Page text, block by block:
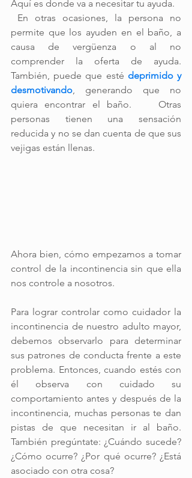
Aquí es donde va a necesitar tu ayuda.
permite que los ayuden en el baño, a
causa de vergüenza o al no
comprender la oferta de ayuda.
También, puede que esté deprimido y
desmotivando, generando que no
quiera encontrar el baño.    Otras
personas tienen una sensación
reducida y no se dan cuenta de que sus
vejigas están llenas.
Ahora bien, cómo empezamos a tomar
control de la incontinencia sin que ella
nos controle a nosotros.
Para lograr controlar como cuidador la
incontinencia de nuestro adulto mayor,
debemos observarlo para determinar
sus patrones de conducta frente a este
problema. Entonces, cuando estés con
él observa con cuidado su
comportamiento antes y después de la
incontinencia, muchas personas te dan
pistas de que necesitan ir al baño.
También pregúntate: ¿Cuándo sucede?
¿Cómo ocurre? ¿Por qué ocurre? ¿Está
asociado con otra cosa?